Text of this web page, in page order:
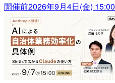
開催前2026年9月4日(金) 15:00